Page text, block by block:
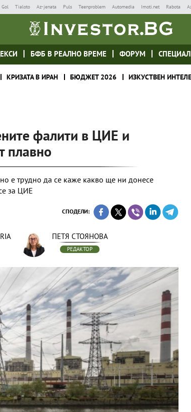
Gol Tialoto Az-jenata Puls Teenproblem Automedia Imoti.net Rabota
БФБ В РЕАЛНО ВРЕМЕ ФОРУМ
КРИЗАТА В ИРАН БЮДЖЕТ 2026 ИЗКУСТВЕН
фалити в ЦИЕ и
плавно
е трудно да се каже какво ще ни донесе
за ЦИЕ
СПОДЕЛИ:
ПЕТЯ СТОЯНОВА
РЕДАКТОР